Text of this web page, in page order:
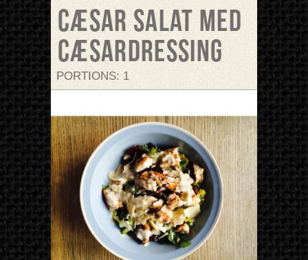
Cæsar salat med
Cæsardressing
PORTIONS: 1